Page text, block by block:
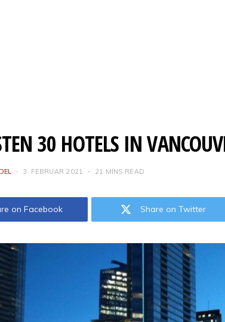
30 HOTELS IN
3. FEBRUAR 2021 21 MINS READ
on Facebook Share on Twitter